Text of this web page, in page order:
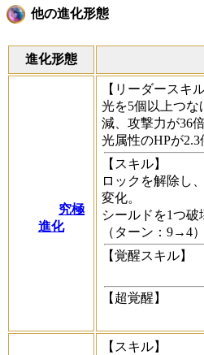
他の進化形態
進化形態
究極
進化
【リーダースキル
光を5個以上つな
減、攻撃力が36
光属性のHPが2.3
【スキル】
ロックを解除し
変化。
シールドを1つ破
（ターン：9→4）
【覚醒スキル】
【超覚醒】
【スキル】